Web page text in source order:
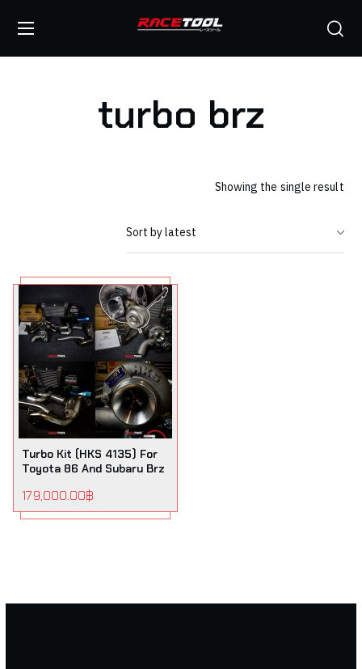
turbo brz
Showing the single result
Turbo Kit (HKS 4135) For
Toyota 86 And Subaru Brz
179,000.00฿